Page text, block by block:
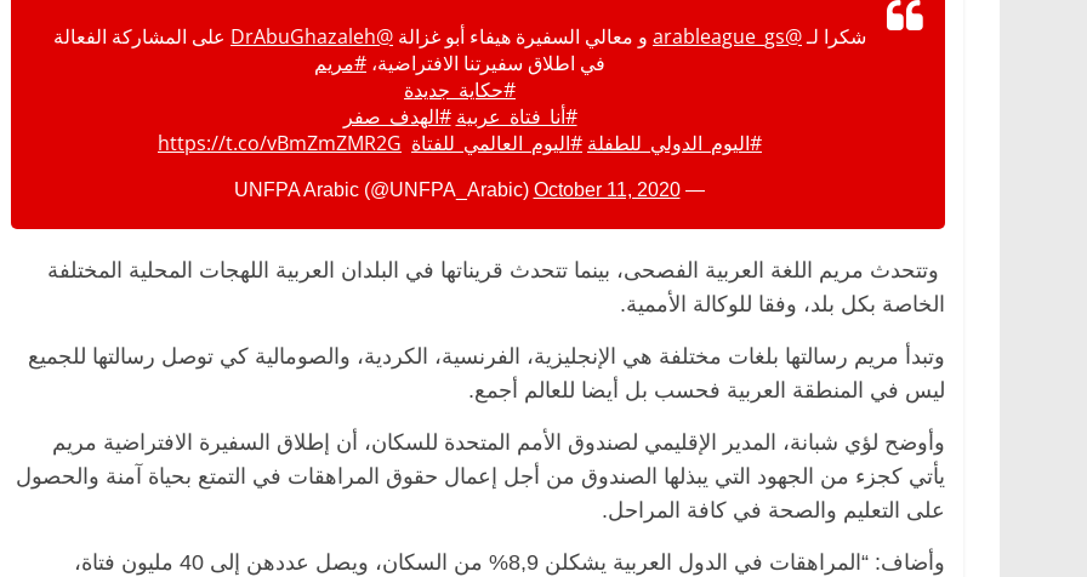
شكرا لـ@arableague_gs و معالي السفيرة هيفاء أبو غزالة @DrAbuGhazaleh
على المشاركة الفعالة
في اطلاق سفيرتنا الافتراضية، #مريم
#حكاية_جديدة
#أنا_فتاة_عربية #الهدف_صفر
#اليوم_الدولي_للطفلة #اليوم_العالمي_للفتاة https://t.co/vBmZmZMR2G
— UNFPA Arabic (@UNFPA_Arabic)
October 11, 2020
وتتحدث مريم اللغة العربية الفصحى، بينما تتحدث قريناتها في البلدان العربية اللهجات المحلية المختلفة
الخاصة بكل بلد، وفقا للوكالة الأممية.
وتبدأ مريم رسالتها بلغات مختلفة هي الإنجليزية، الفرنسية، الكردية، والصومالية كي توصل رسالتها للجميع
ليس في المنطقة العربية فحسب بل أيضا للعالم أجمع.
وأوضح لؤي شبانة، المدير الإقليمي لصندوق الأمم المتحدة للسكان، أن إطلاق السفيرة الافتراضية مريم
يأتي كجزء من الجهود التي يبذلها الصندوق من أجل إعمال حقوق المراهقات في التمتع بحياة آمنة والحصول
على التعليم والصحة في كافة المراحل.
وأضاف: “المراهقات في الدول العربية يشكلن 8,9% من السكان، ويصل عددهن إلى 40 مليون فتاة،
مقعد شاغر على مائدة الإفطار.. يحيى
حسين عبدالهادي فارس مقاومة
الخصخصة الذي دافع عن المال العام
الرئيسية مصر
في ذكرى رحيله.. د. نور فرحات فقيه
قانوني دافع عن قضايا الوطن وانحاز
للحرية (بروفايل)
فاروق.. خبير اقتصادي
ميلاده وحيداً على أبواب